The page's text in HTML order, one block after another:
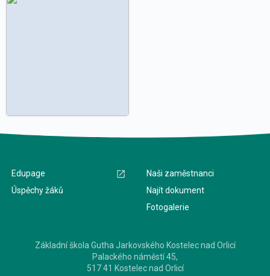
Edupage
Úspěchy žáků
Naši zaměstnanci
Najít dokument
Fotogalerie
Základní škola Gutha Jarkovského Kostelec nad Orlicí
Palackého náměstí 45,
517 41 Kostelec nad Orlicí